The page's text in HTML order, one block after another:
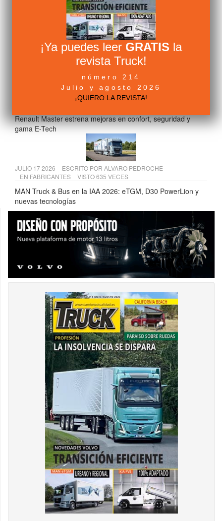
ESCRITO POR CAMIÓN ACTUALIDAD
LEGISLACIÓN VISTO 666 VECES
El Supremo refuerza los derechos de los transportistas
frente a los seguros por robo de mercancías
ESCRITO PORALVARO PEDROCHE
VISTO 653 VECES
Renault Master estrena mejoras en confort, seguridad y
gama E-Tech
JULIO 17 2026 ESCRITO POR ALVARO PEDROCHE
EN FABRICANTES VISTO 635 VECES
MAN Truck & Bus en la IAA 2026: eTGM, D30 PowerLion y
nuevas tecnologías
¡Ya puedes leer GRATIS la
revista Truck!
número 214
Julio y agosto 2026
¡QUIERO LA REVISTA!